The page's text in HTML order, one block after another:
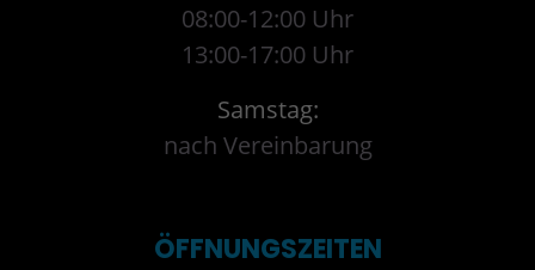
08:00-12:00 Uhr
13:00-17:00 Uhr
Samstag:
nach Vereinbarung
ÖFFNUNGSZEITEN